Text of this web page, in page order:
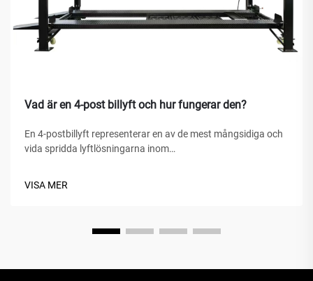
Vad är en 4-post billyft och hur fungerar den?
En 4-postbillyft representerar en av de mest mångsidiga och
vida spridda lyftlösningarna inom
VISA MER